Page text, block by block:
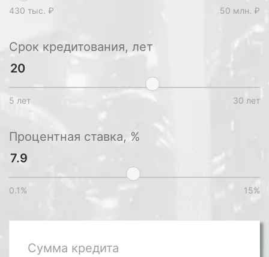
430 тыс. ₽ 50 млн. ₽
Срок кредитования, лет
5 лет 30 лет
Процентная ставка, %
0.1% 15%
Сумма кредита